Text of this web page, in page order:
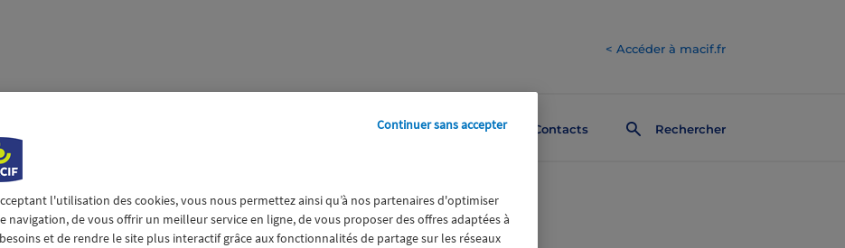
< Accéder à macif.fr
Contacts Rechercher
experts
Culturel
l'utilisation des cookies, vous nous permettez ainsi qu’à nos partenaires d'optimiser
navigation, de vous offrir un meilleur service en ligne, de vous proposer des offres adaptées à
et de rendre le site plus interactif grâce aux fonctionnalités de partage sur les réseaux
Continuer sans accepter